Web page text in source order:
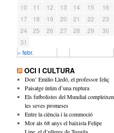
« febr.
10
11 12 13 14 15
16
17
18 19 20 21 22
23
24
25 26 27 28 29
30
31
OCI I CULTURA
Don’ Emilio Lledó, el professor feliç
Paisatge íntim d’una ruptura
Els futbolistes del Mundial compleixen
les seves promeses
Entre la ciència i la commoció
Mor als 68 anys el baixista Felipe